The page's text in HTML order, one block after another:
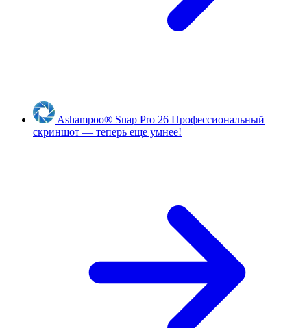
Ashampoo® Snap Pro 26 Профессиональный
скриншот — теперь еще умнее!